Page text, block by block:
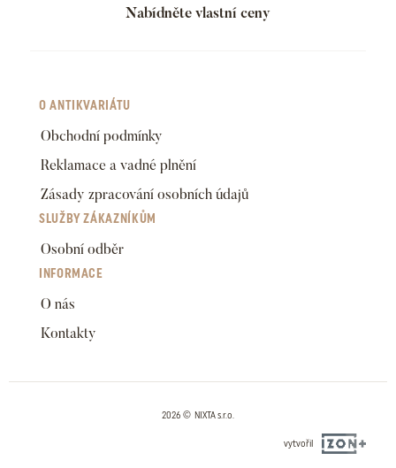
Nabídněte vlastní ceny
O ANTIKVARIÁTU
Obchodní podmínky
Reklamace a vadné plnění
Zásady zpracování osobních údajů
SLUŽBY ZÁKAZNÍKŮM
Osobní odběr
INFORMACE
O nás
Kontakty
2026 © NIXTA s.r.o.
vytvořil